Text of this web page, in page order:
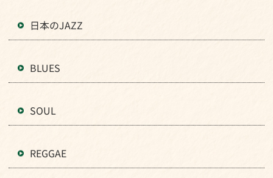
日本のJAZZ
BLUES
SOUL
REGGAE